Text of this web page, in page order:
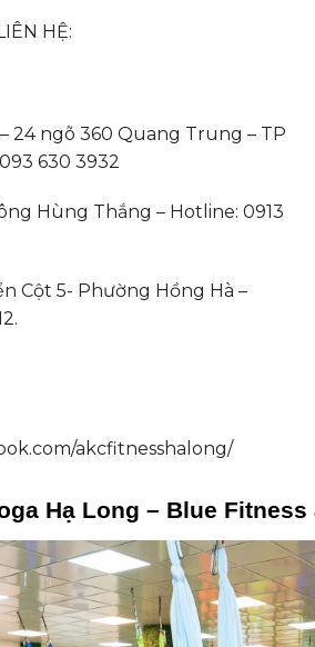
HỆ:
– 24 ngõ 360 Quang Trung – TP
630 3932
Hùng Thắng – Hotline: 0913
Cột 5- Phường Hồng Hà –
akcfitnesshalong/
Hạ Long – Blue Fitness